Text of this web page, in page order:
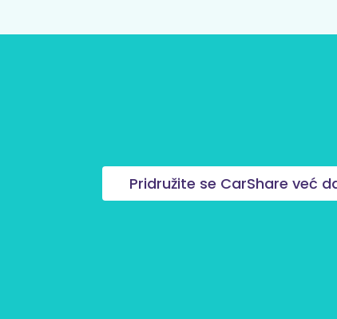
Pridružite se CarShare već